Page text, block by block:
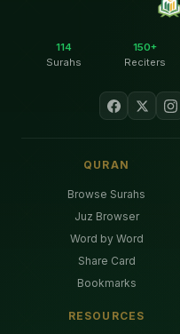
114
Surahs
150+
Reciters
QURAN
Browse Surahs
Juz Browser
Word by Word
Share Card
Bookmarks
RESOURCES